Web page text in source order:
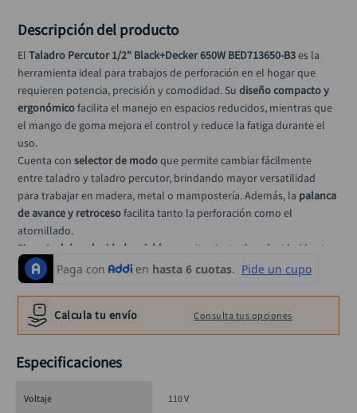
Descripción del producto
El Taladro Percutor 1/2" Black+Decker 650W BED713650-B3 es la
herramienta ideal para trabajos de perforación en el hogar que
requieren potencia, precisión y comodidad. Su diseño compacto y
ergonómico facilita el manejo en espacios reducidos, mientras que
el mango de goma mejora el control y reduce la fatiga durante el
uso.
Cuenta con selector de modo que permite cambiar fácilmente
entre taladro y taladro percutor, brindando mayor versatilidad
para trabajar en madera, metal o mampostería. Además, la palanca
de avance y retroceso facilita tanto la perforación como el
atornillado.
El
control de velocidad variable
permite ajustar la velocidad hasta
3000 RPM según la aplicación, logrando perforaciones más
precisas. Para trabajos continuos, incorpora
mientras que el mango lateral con barra de profundidad
proporciona mayor estabilidad y exactitud en cada perforación.
Como parte del portafolio de Black+Decker, esta herramienta
ofrece confiabilidad y practicidad para usuarios del hogar que
buscan rendimiento y comodidad en una sola solución.
⚙️ Especificaciones técnicas
Calcula tu envío Consulta tus opciones
Especificaciones
Voltaje 110 V
rueda
alicate